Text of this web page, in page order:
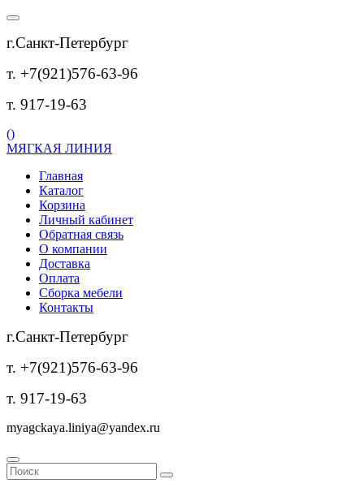
г.Санкт-Петербург
т. +7(921)576-63-96
т. 917-19-63
()
МЯГКАЯ ЛИНИЯ
Главная
Каталог
Корзина
Личный кабинет
Обратная связь
О компании
Доставка
Оплата
Сборка мебели
Контакты
г.Санкт-Петербург
т. +7(921)576-63-96
т. 917-19-63
myagckaya.liniya@yandex.ru